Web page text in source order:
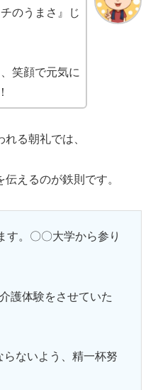
のうまさ』じ
笑顔で元気に
る朝礼では、
伝えるのが鉄則です。
す。〇〇大学から参り
護体験をさせていた
ないよう、精一杯努